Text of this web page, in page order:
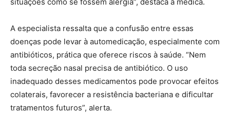
A especialista ressalta que a confusão entre essas
doenças pode levar à automedicação, especialmente com
antibióticos, prática que oferece riscos à saúde. “Nem
toda secreção nasal precisa de antibiótico. O uso
inadequado desses medicamentos pode provocar efeitos
colaterais, favorecer a resistência bacteriana e dificultar
tratamentos futuros”, alerta.